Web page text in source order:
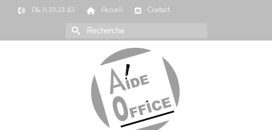
06.11.33.23.82 Accueil
Contact
Rechercher :